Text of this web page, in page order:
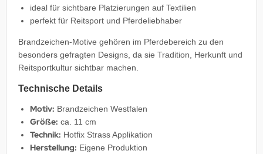
ideal für sichtbare Platzierungen auf Textilien
perfekt für Reitsport und Pferdeliebhaber
Brandzeichen-Motive gehören im Pferdebereich zu den
besonders gefragten Designs, da sie Tradition, Herkunft und
Reitsportkultur sichtbar machen.
Technische Details
Motiv: Brandzeichen Westfalen
Größe: ca. 11 cm
Technik: Hotfix Strass Applikation
Herstellung: Eigene Produktion